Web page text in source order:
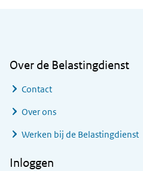
Over de Belastingdienst
Contact
Over ons
Werken bij de Belastingdienst
Inloggen